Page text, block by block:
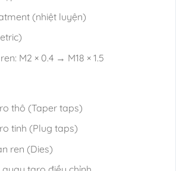
(nhiệt luyện)
M2 × 0.4 → M18 × 1.5
thô (Taper taps)
tinh (Plug taps)
ren (Dies)